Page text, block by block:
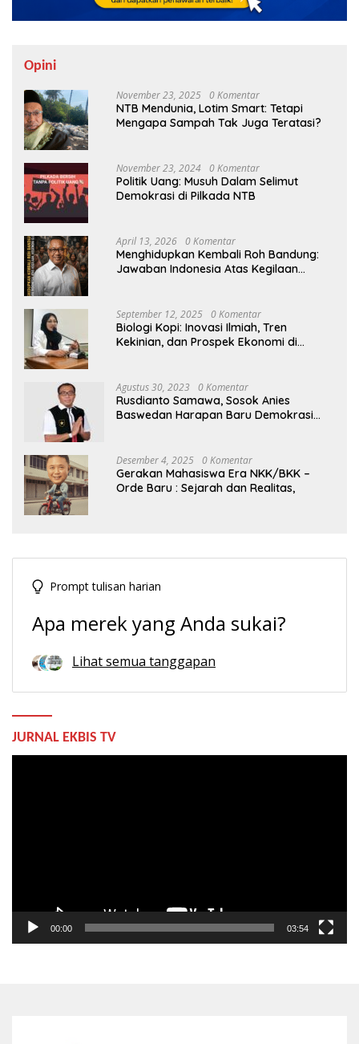
Opini
November 23, 2025 0 Komentar
NTB Mendunia, Lotim Smart: Tetapi
Mengapa Sampah Tak Juga Teratasi?
November 23, 2024 0 Komentar
Politik Uang: Musuh Dalam Selimut
Demokrasi di Pilkada NTB
April 13, 2026 0 Komentar
Menghidupkan Kembali Roh Bandung:
Jawaban Indonesia Atas Kegilaan
September 12, 2025 0 Komentar
Biologi Kopi: Inovasi Ilmiah, Tren
Kekinian, dan Prospek Ekonomi di
Agustus 30, 2023 0 Komentar
Rusdianto Samawa, Sosok Anies
Baswedan Harapan Baru Demokrasi
Desember 4, 2025 0 Komentar
Gerakan Mahasiswa Era NKK/BKK –
Orde Baru : Sejarah dan Realitas,
Prompt tulisan harian
Apa merek yang Anda sukai?
Lihat semua tanggapan
JURNAL EKBIS TV
00:00 03:54